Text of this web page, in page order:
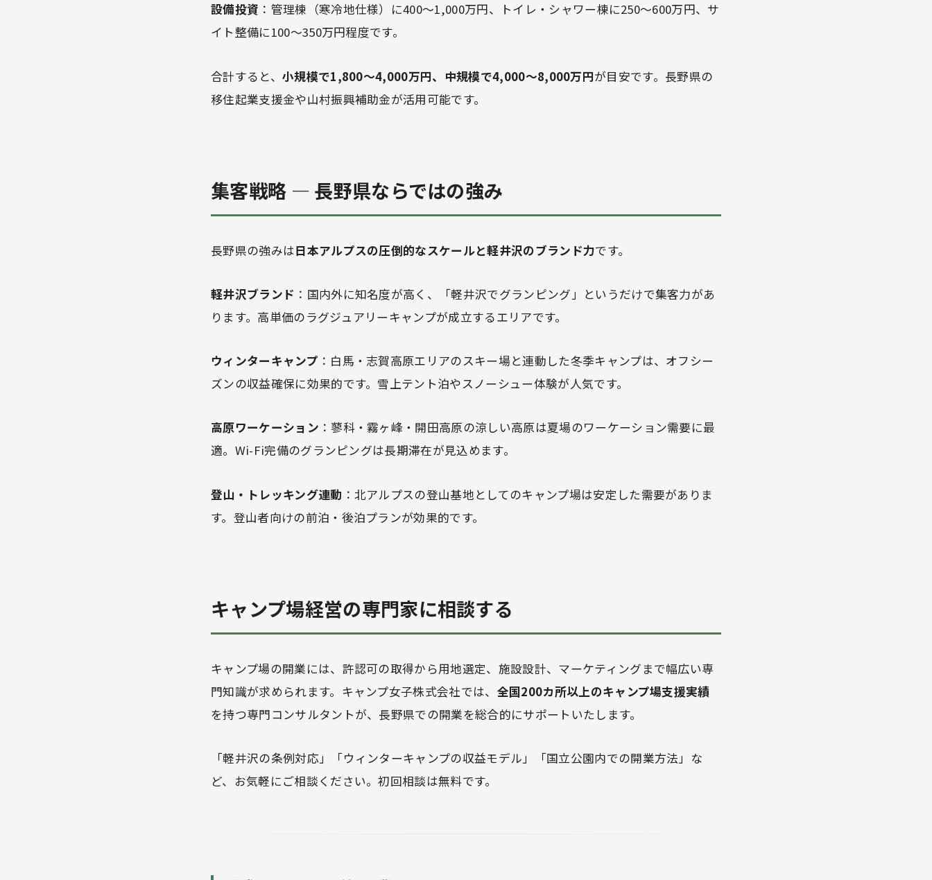
設備投資 ：管理棟（寒冷地仕様）に400〜1,000万円、トイレ・シャワー棟に250〜600万円、サ
イト整備に100〜350万円程度です。
合計すると、 小規模で1,800〜4,000万円、中規模で4,000〜8,000万円が目安です。長野県の
移住起業支援金や山村振興補助金が活用可能です。
集客戦略 — 長野県ならではの強み
長野県の強みは日本アルプスの圧倒的なスケールと軽井沢のブランド力です。
軽井沢ブランド ：国内外に知名度が高く、「軽井沢でグランピング」というだけで集客力があ
ります。高単価のラグジュアリーキャンプが成立するエリアです。
ウィンターキャンプ ：白馬・志賀高原エリアのスキー場と連動した冬季キャンプは、オフシー
ズンの収益確保に効果的です。雪上テント泊やスノーシュー体験が人気です。
高原ワーケーション ：蓼科・霧ヶ峰・開田高原の涼しい高原は夏場のワーケーション需要に最
適。Wi-Fi完備のグランピングは長期滞在が見込めます。
登山・トレッキング連動 ：北アルプスの登山基地としてのキャンプ場は安定した需要がありま
す。登山者向けの前泊・後泊プランが効果的です。
キャンプ場経営の専門家に相談する
キャンプ場の開業には、許認可の取得から用地選定、施設設計、マーケティングまで幅広い専
門知識が求められます。キャンプ女子株式会社では、 全国200カ所以上のキャンプ場支援実績
を持つ専門コンサルタントが、長野県での開業を総合的にサポートいたします。
「軽井沢の条例対応」「ウィンターキャンプの収益モデル」「国立公園内での開業方法」な
ど、お気軽にご相談ください。初回相談は無料です。